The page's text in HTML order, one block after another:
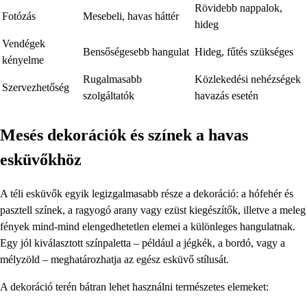
Fotózás Mesebeli, havas háttér
Rövidebb nappalok,
hideg
Vendégek
kényelme
Bensőségesebb hangulat Hideg, fűtés szükséges
Szervezhetőség
Rugalmasabb
szolgáltatók
Közlekedési nehézségek
havazás esetén
Mesés dekorációk és színek a havas
esküvőkhöz
A téli esküvők egyik legizgalmasabb része a dekoráció: a hófehér és
pasztell színek, a ragyogó arany vagy ezüst kiegészítők, illetve a meleg
fények mind-mind elengedhetetlen elemei a különleges hangulatnak.
Egy jól kiválasztott színpaletta – például a jégkék, a bordó, vagy a
mélyzöld – meghatározhatja az egész esküvő stílusát.
A dekoráció terén bátran lehet használni természetes elemeket: